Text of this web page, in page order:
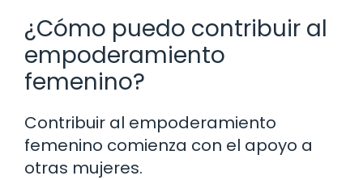
¿Cómo puedo contribuir al
empoderamiento
femenino?
Contribuir al empoderamiento
femenino comienza con el apoyo a
otras mujeres.